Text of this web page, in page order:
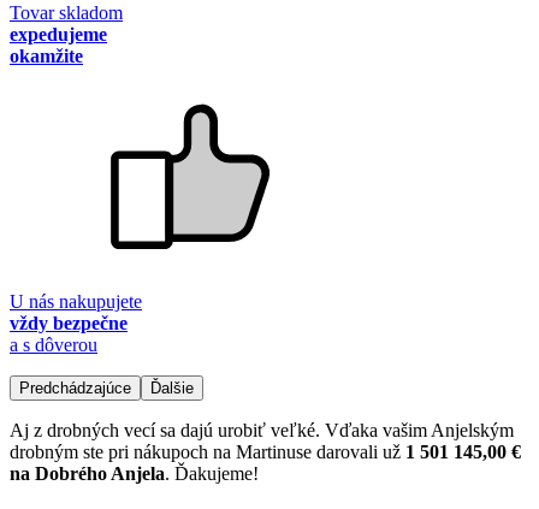
Tovar skladom
expedujeme
okamžite
U nás nakupujete
vždy bezpečne
a s dôverou
Predchádzajúce Ďalšie
Aj z drobných vecí sa dajú urobiť veľké. Vďaka vašim Anjelským
drobným ste pri nákupoch na Martinuse darovali už 1 501 145,00 €
na Dobrého Anjela. Ďakujeme!